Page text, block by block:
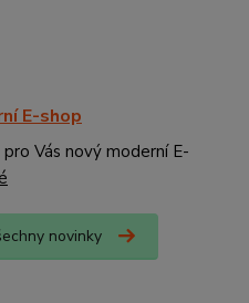
E-shop
Vás nový moderní E-
novinky